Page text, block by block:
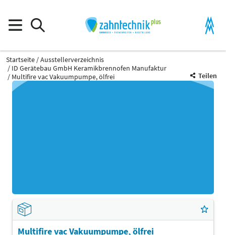
Startseite
Ausstellerverzeichnis
ID Gerätebau GmbH Keramikbrennofen Manufaktur
Multifire vac Vakuumpumpe, ölfrei
Teilen
Multifire vac Vakuumpumpe, ölfrei